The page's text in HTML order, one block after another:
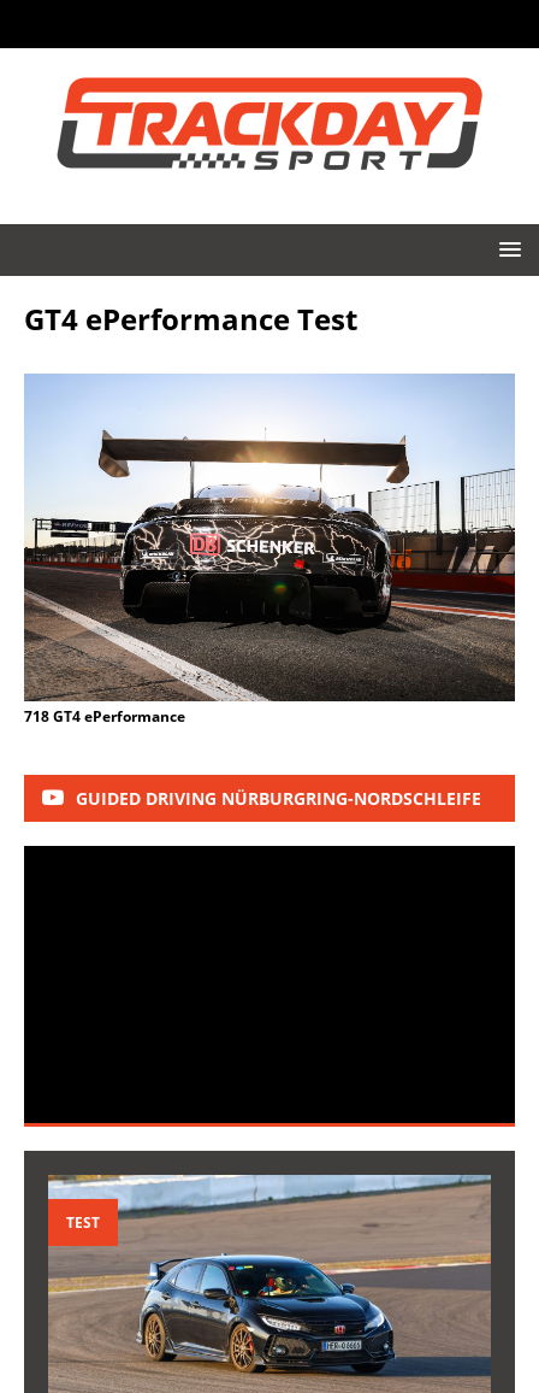
GT4 ePerformance Test
718 GT4 ePerformance
GUIDED DRIVING NÜRBURGRING-NORDSCHLEIFE
TEST